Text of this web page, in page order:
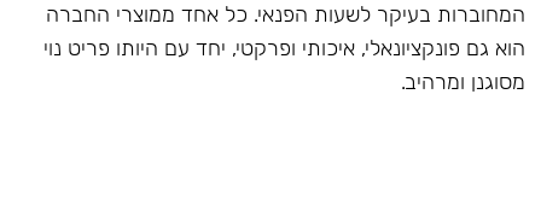
המחוברות בעיקר לשעות הפנאי. כל אחד ממוצרי החברה
הוא גם פונקציונאלי, איכותי ופרקטי, יחד עם היותו פריט נוי
מסוגנן ומרהיב.